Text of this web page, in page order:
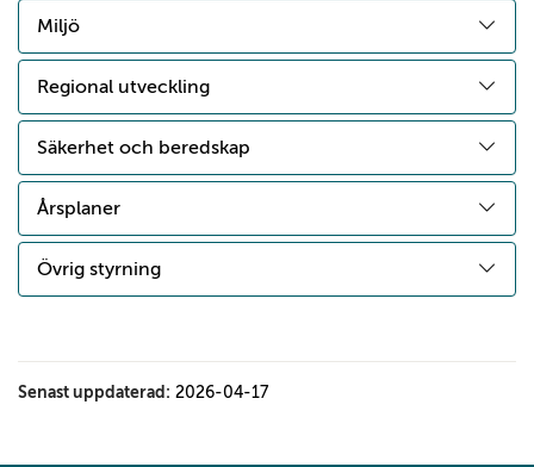
Miljö
Regional utveckling
Säkerhet och beredskap
Årsplaner
Övrig styrning
Senast uppdaterad: 2026-04-17